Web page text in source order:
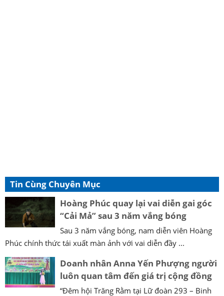
Tin Cùng Chuyên Mục
Hoàng Phúc quay lại vai diễn gai góc
“Cải Mả” sau 3 năm vắng bóng
Sau 3 năm vắng bóng, nam diễn viên Hoàng
Phúc chính thức tái xuất màn ảnh với vai diễn đầy ...
Doanh nhân Anna Yến Phượng người
luôn quan tâm đến giá trị cộng đồng
“Đêm hội Trăng Rằm tại Lữ đoàn 293 – Binh